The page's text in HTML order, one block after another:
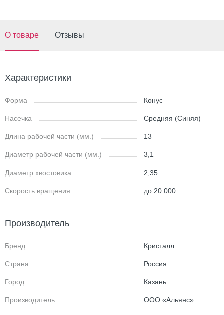
О товаре Отзывы
Характеристики
Форма Конус
Насечка Средняя (Синяя)
Длина рабочей части (мм.) 13
Диаметр рабочей части (мм.) 3,1
Диаметр хвостовика 2,35
Скорость вращения до 20 000
Производитель
Бренд Кристалл
Страна Россия
Город Казань
Производитель ООО «Альянс»